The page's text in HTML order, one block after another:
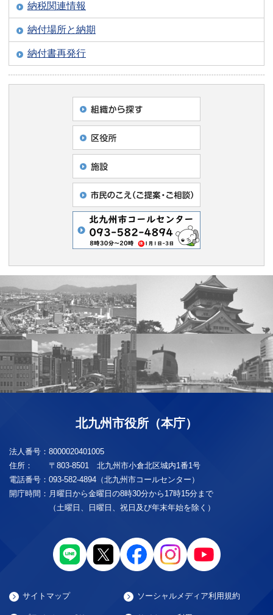
納税関連情報
納付場所と納期
納付書再発行
北九州市役所（本庁）
法人番号： 8000020401005
住所：
〒803-8501 北九州市小倉北区城内1番1号
電話番号： 093-582-4894（北九州市コールセンター）
開庁時間： 月曜日から金曜日の8時30分から17時15分まで
（土曜日、日曜日、祝日及び年末年始を除く）
サイトマップ ソーシャルメディア利用規約